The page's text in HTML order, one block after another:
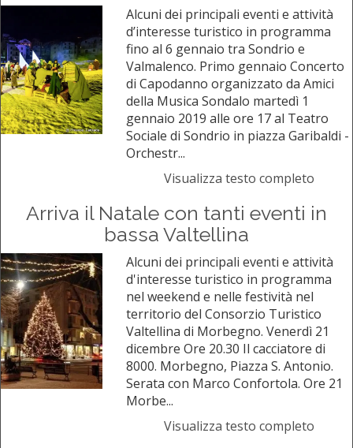
Alcuni dei principali eventi e attività
d’interesse turistico in programma
fino al 6 gennaio tra Sondrio e
Valmalenco. Primo gennaio Concerto
di Capodanno organizzato da Amici
della Musica Sondalo martedì 1
gennaio 2019 alle ore 17 al Teatro
Sociale di Sondrio in piazza Garibaldi -
Orchestr...
Visualizza testo completo
Arriva il Natale con tanti eventi in
bassa Valtellina
Alcuni dei principali eventi e attività
d'interesse turistico in programma
nel weekend e nelle festività nel
territorio del Consorzio Turistico
Valtellina di Morbegno. Venerdì 21
dicembre Ore 20.30 Il cacciatore di
8000. Morbegno, Piazza S. Antonio.
Serata con Marco Confortola. Ore 21
Morbe...
Visualizza testo completo